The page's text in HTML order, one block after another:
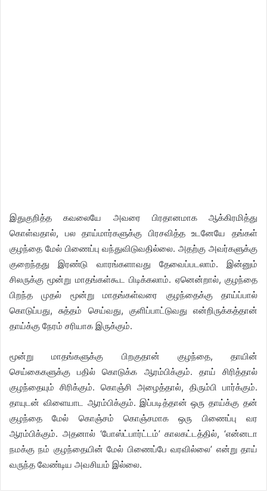
இதுகுறித்த கவலையே அவரை பிரதானமாக ஆக்கிரமித்து
கொள்வதால், பல தாய்மார்களுக்கு பிரசவித்த உடனேயே தங்கள்
குழந்தை மேல் பிணைப்பு வந்துவிடுவதில்லை. அதற்கு அவர்களுக்கு
குறைந்தது இரண்டு வாரங்களாவது தேவைப்படலாம். இன்னும்
சிலருக்கு மூன்று மாதங்கள்கூட பிடிக்கலாம். ஏனென்றால், குழந்தை
பிறந்த முதல் மூன்று மாதங்கள்வரை குழந்தைக்கு தாய்ப்பால்
கொடுப்பது, சுத்தம் செய்வது, குளிப்பாட்டுவது என்றிருக்கத்தான்
தாய்க்கு நேரம் சரியாக இருக்கும்.
மூன்று மாதங்களுக்கு பிறகுதான் குழந்தை, தாயின்
செய்கைகளுக்கு பதில் கொடுக்க ஆரம்பிக்கும். தாய் சிரித்தால்
குழந்தையும் சிரிக்கும். கொஞ்சி அழைத்தால், திரும்பி பார்க்கும்.
தாயுடன் விளையாட ஆரம்பிக்கும். இப்படித்தான் ஒரு தாய்க்கு தன்
குழந்தை மேல் கொஞ்சம் கொஞ்சமாக ஒரு பிணைப்பு வர
ஆரம்பிக்கும். அதனால் ‘போஸ்ட்பார்ட்டம்’ காலகட்டத்தில், ‘என்னடா
நமக்கு நம் குழந்தையின் மேல் பிணைப்பே வரவில்லை’ என்று தாய்
வருந்த வேண்டிய அவசியம் இல்லை.